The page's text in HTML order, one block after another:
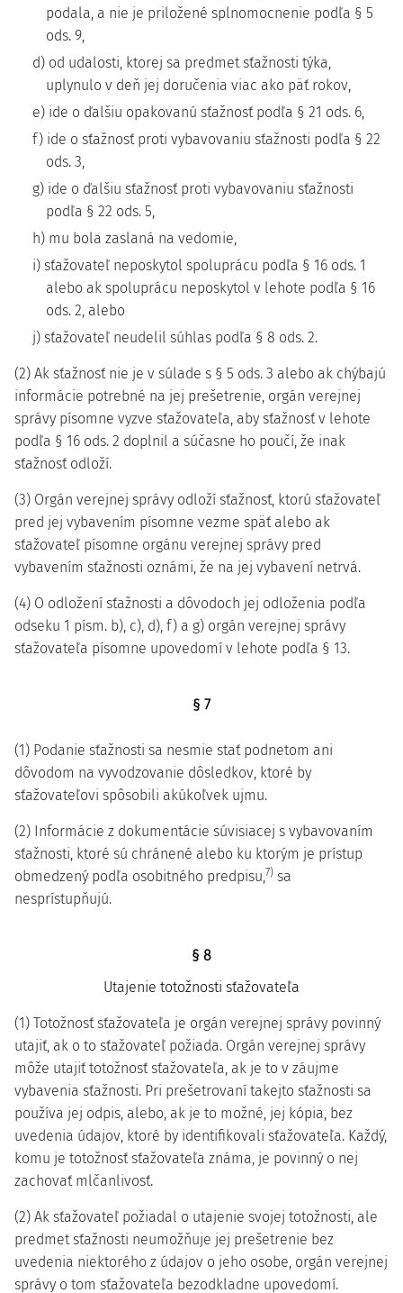
podala, a nie je priložené splnomocnenie podľa § 5
ods. 9,
d) od udalosti, ktorej sa predmet sťažnosti týka,
uplynulo v deň jej doručenia viac ako päť rokov,
e) ide o ďalšiu opakovanú sťažnosť podľa § 21 ods. 6,
f) ide o sťažnosť proti vybavovaniu sťažnosti podľa § 22
ods. 3,
g) ide o ďalšiu sťažnosť proti vybavovaniu sťažnosti
podľa § 22 ods. 5,
h) mu bola zaslaná na vedomie,
i) sťažovateľ neposkytol spoluprácu podľa § 16 ods. 1
alebo ak spoluprácu neposkytol v lehote podľa § 16
ods. 2, alebo
j) sťažovateľ neudelil súhlas podľa § 8 ods. 2.
(2) Ak sťažnosť nie je v súlade s § 5 ods. 3 alebo ak chýbajú
informácie potrebné na jej prešetrenie, orgán verejnej
správy písomne vyzve sťažovateľa, aby sťažnosť v lehote
podľa § 16 ods. 2 doplnil a súčasne ho poučí, že inak
sťažnosť odloží.
(3) Orgán verejnej správy odloží sťažnosť, ktorú sťažovateľ
pred jej vybavením písomne vezme späť alebo ak
sťažovateľ písomne orgánu verejnej správy pred
vybavením sťažnosti oznámi, že na jej vybavení netrvá.
(4) O odložení sťažnosti a dôvodoch jej odloženia podľa
odseku 1 písm. b), c), d), f) a g) orgán verejnej správy
sťažovateľa písomne upovedomí v lehote podľa § 13.
§ 7
(1) Podanie sťažnosti sa nesmie stať podnetom ani
dôvodom na vyvodzovanie dôsledkov, ktoré by
sťažovateľovi spôsobili akúkoľvek ujmu.
(2) Informácie z dokumentácie súvisiacej s vybavovaním
sťažnosti, ktoré sú chránené alebo ku ktorým je prístup
obmedzený podľa osobitného predpisu,7) sa
nesprístupňujú.
§ 8
Utajenie totožnosti sťažovateľa
(1) Totožnosť sťažovateľa je orgán verejnej správy povinný
utajiť, ak o to sťažovateľ požiada. Orgán verejnej správy
môže utajiť totožnosť sťažovateľa, ak je to v záujme
vybavenia sťažnosti. Pri prešetrovaní takejto sťažnosti sa
používa jej odpis, alebo, ak je to možné, jej kópia, bez
uvedenia údajov, ktoré by identifikovali sťažovateľa. Každý,
komu je totožnosť sťažovateľa známa, je povinný o nej
zachovať mlčanlivosť.
(2) Ak sťažovateľ požiadal o utajenie svojej totožnosti, ale
predmet sťažnosti neumožňuje jej prešetrenie bez
uvedenia niektorého z údajov o jeho osobe, orgán verejnej
správy o tom sťažovateľa bezodkladne upovedomí.